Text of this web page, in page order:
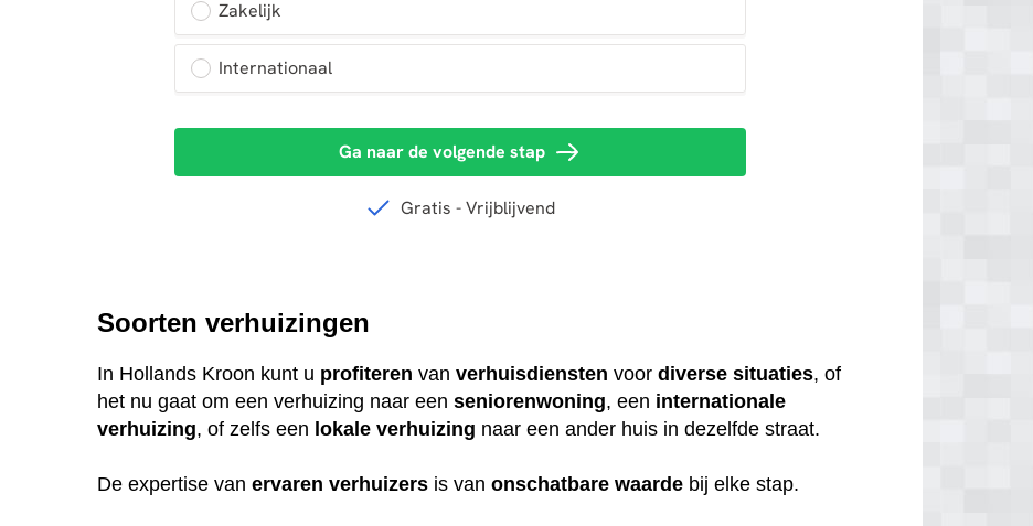
Soorten verhuizingen
In Hollands Kroon kunt u profiteren vanverhuisdiensten voordiverse situaties, of
het nu gaat om een verhuizing naar eenseniorenwoning, een internationale
verhuizing, of zelfs een lokale verhuizing naar een ander huis in dezelfde straat.
De expertise vanervaren verhuizers is vanonschatbare waarde bij elke stap.